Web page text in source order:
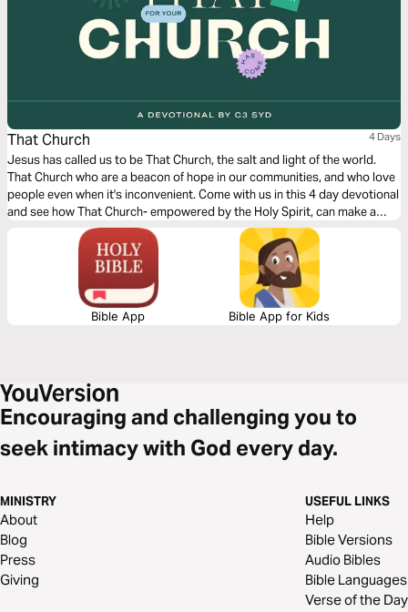
That Church 4 Days
Jesus has called us to be That Church, the salt and light of the world.
That Church who are a beacon of hope in our communities, and who love
people even when it's inconvenient. Come with us in this 4 day devotional
and see how That Church- empowered by the Holy Spirit, can make a
Kingdom difference to the world around us.
Bible App Bible App for Kids
Encouraging and challenging you to
seek intimacy with God every day.
MINISTRY
About
Blog
Press
Giving
USEFUL LINKS
Help
Bible Versions
Audio Bibles
Bible Languages
Verse of the Day